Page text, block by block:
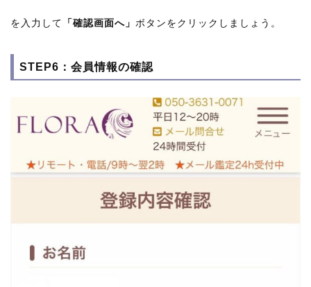
を入力して 「確認画面へ」 ボタンをクリックしましょう。
STEP6：会員情報の確認